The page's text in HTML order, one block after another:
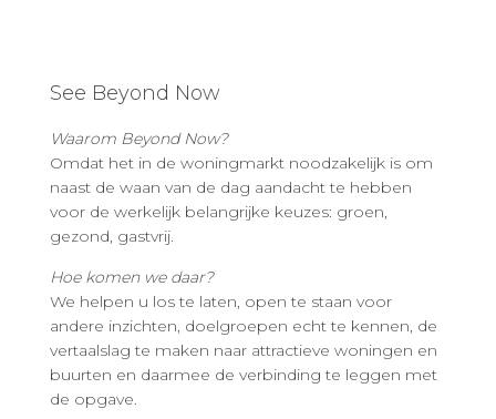
See Beyond Now
Waarom Beyond Now?
Omdat het in de woningmarkt noodzakelijk is om
naast de waan van de dag aandacht te hebben
voor de werkelijk belangrijke keuzes: groen,
gezond, gastvrij.
Hoe komen we daar?
We helpen u los te laten, open te staan voor
andere inzichten, doelgroepen echt te kennen, de
vertaalslag te maken naar attractieve woningen en
buurten en daarmee de verbinding te leggen met
de opgave.